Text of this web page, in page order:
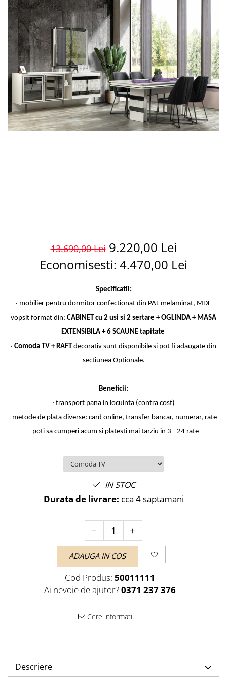
13.690,00 Lei 9.220,00 Lei
Economisesti: 4.470,00 Lei
Specificatii:
· mobilier pentru dormitor confectionat din PAL melaminat, MDF
vopsit format din: CABINET cu 2 usi si 2 sertare + OGLINDA + MASA
EXTENSIBILA + 6 SCAUNE tapitate
· Comoda TV + RAFT
decorativ sunt disponibile si pot fi adaugate din
sectiunea Optionale.
Beneficii:
· transport pana in locuinta (contra cost)
· metode de plata diverse: card online, transfer bancar, numerar, rate
· poti sa cumperi acum si platesti mai tarziu in 3 - 24 rate
IN STOC
Durata de livrare: cca 4 saptamani
ADAUGA IN COS
Cod Produs: 50011111
Ai nevoie de ajutor?0371 237 376
Cere informatii
Descriere